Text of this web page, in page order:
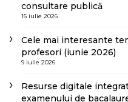
consultare publică
15 iulie 2026
Cele mai interesante
profesori (iunie 2026)
9 iulie 2026
Resurse digitale
examenului de